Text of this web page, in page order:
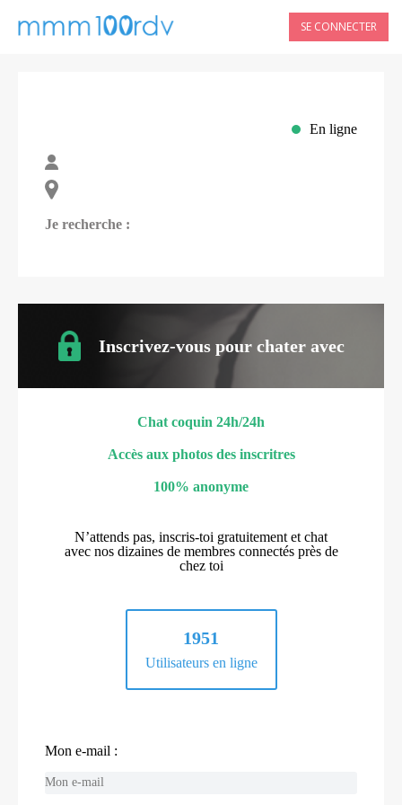
SE CONNECTER
En ligne
Je recherche :
Inscrivez-vous pour chater avec
Chat coquin 24h/24h
Accès aux photos des inscritres
100% anonyme
N’attends pas, inscris-toi gratuitement et chat
avec nos dizaines de membres connectés près de
chez toi
1951
Utilisateurs en ligne
Mon e-mail :